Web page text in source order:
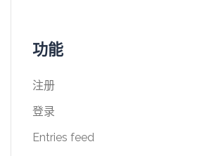
功能
注册
登录
Entries feed